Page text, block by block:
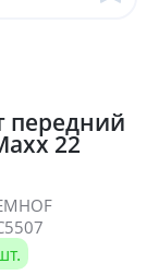
передний
22